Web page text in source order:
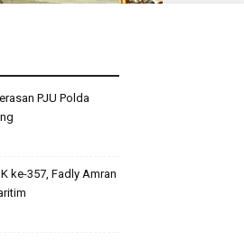
PJU Polda
ke-357, Fadly Amran